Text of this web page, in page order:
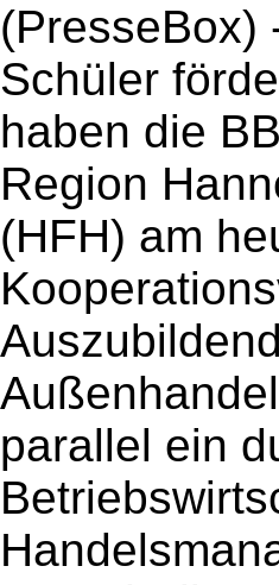
(PresseBox)
Schüler
haben die
Region
(HFH) am
parallel ein